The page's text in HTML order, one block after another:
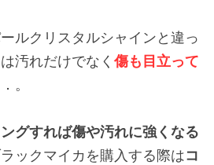
ルクリスタルシャインと違っ
汚れだけでなく傷も目立って
。
グすれば傷や汚れに強くなる
ックマイカを購入する際はコ